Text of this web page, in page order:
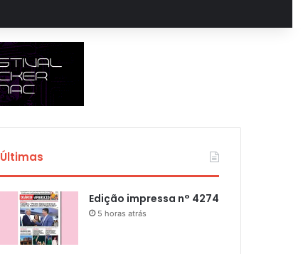
Últimas
Edição impressa n° 4274
5 horas atrás